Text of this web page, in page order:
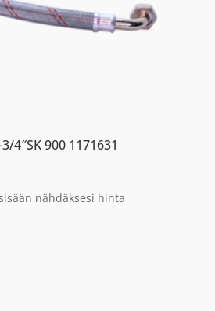
4″SK 900 1171631
nähdäksesi hinta